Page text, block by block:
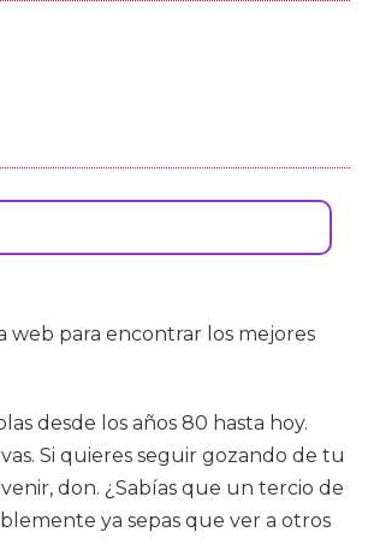
web para encontrar los mejores
desde los años 80 hasta hoy.
Si quieres seguir gozando de tu
don. ¿Sabías que un tercio de
ya sepas que ver a otros